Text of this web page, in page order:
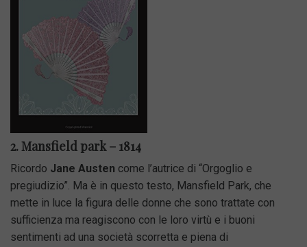
2. Mansfield park – 1814
Ricordo Jane Austen come l’autrice di “Orgoglio e
pregiudizio”. Ma è in questo testo, Mansfield Park, che
mette in luce la figura delle donne che sono trattate con
sufficienza ma reagiscono con le loro virtù e i buoni
sentimenti ad una società scorretta e piena di